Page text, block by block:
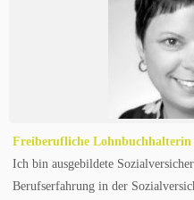
Freiberufliche
Ich bin ausgebildete
Berufserfahrung in der